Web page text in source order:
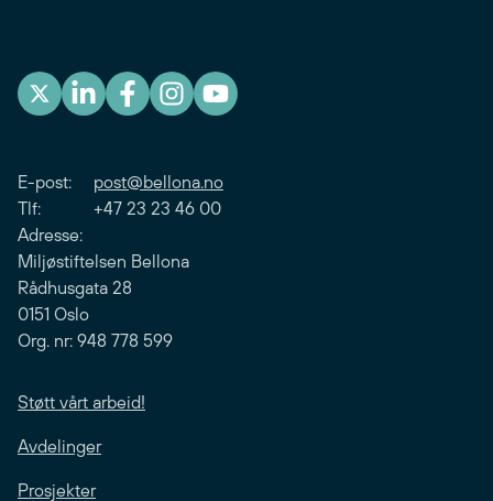
E-post: post@bellona.no
Tlf: +47 23 23 46 00
Adresse:
Miljøstiftelsen Bellona
Rådhusgata 28
0151 Oslo
Org. nr: 948 778 599
Støtt vårt arbeid!
Avdelinger
Prosjekter